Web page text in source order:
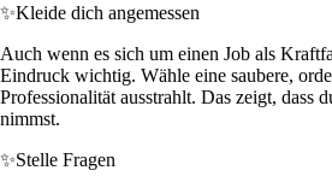
✨Kleide dich angemessen
Auch wenn es sich um einen Job als
Eindruck wichtig. Wähle eine saubere,
Professionalität ausstrahlt. Das zeigt, dass
nimmst.
✨Stelle Fragen